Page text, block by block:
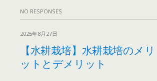
NO RESPONSES
2025年8月27日
【水耕栽培】水耕栽培のメリ
ットとデメリット